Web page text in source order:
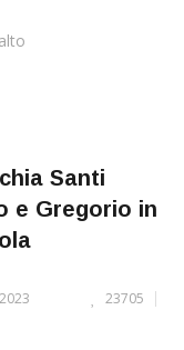
Santi
e Gregorio in
23705